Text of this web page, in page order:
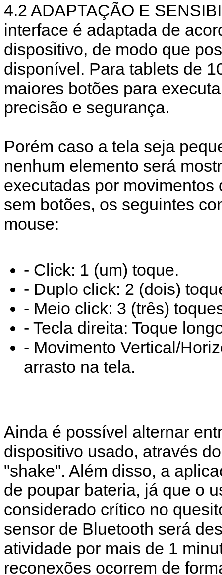
4.2 ADAPTAÇÃO E
interface é adaptada de
dispositivo, de modo que
disponível. Para tablets de
maiores botões para
precisão e segurança.
Porém caso a tela seja
nenhum elemento será
executadas por
sem botões, os seguintes
mouse:
- Click: 1 (um) toque.
- Duplo click: 2 (dois)
- Meio click: 3 (três)
- Tecla direita: Toque
- Movimento Vertical/
arrasto na tela.
Ainda é possível alternar
dispositivo usado, através
"shake". Além disso, a
de poupar bateria, já que o
considerado crítico no
sensor de Bluetooth será
atividade por mais de 1
reconexões ocorrem de